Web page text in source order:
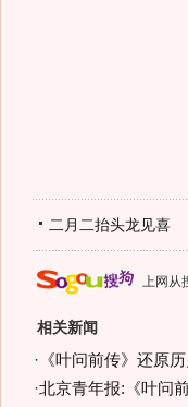
二月二抬头龙见喜
上网从
相关新闻
· 《叶问前传》还原
·北京青年报:《叶问